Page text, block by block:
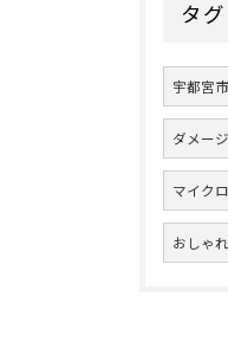
タグ
宇都宮市
ダメージ
マイク
おしゃれ